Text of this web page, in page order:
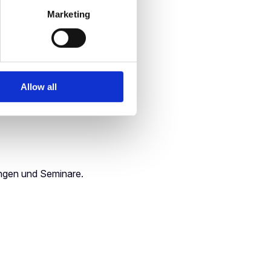
Marketing
Allow all
von Experten.
anbieten.
und Seminare.